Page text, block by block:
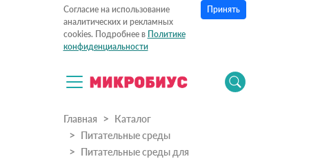
Согласие на использование
аналитических и рекламных
cookies. Подробнее в Политике
конфиденциальности
Принять
Главная
Каталог
Питательные среды
Питательные среды для